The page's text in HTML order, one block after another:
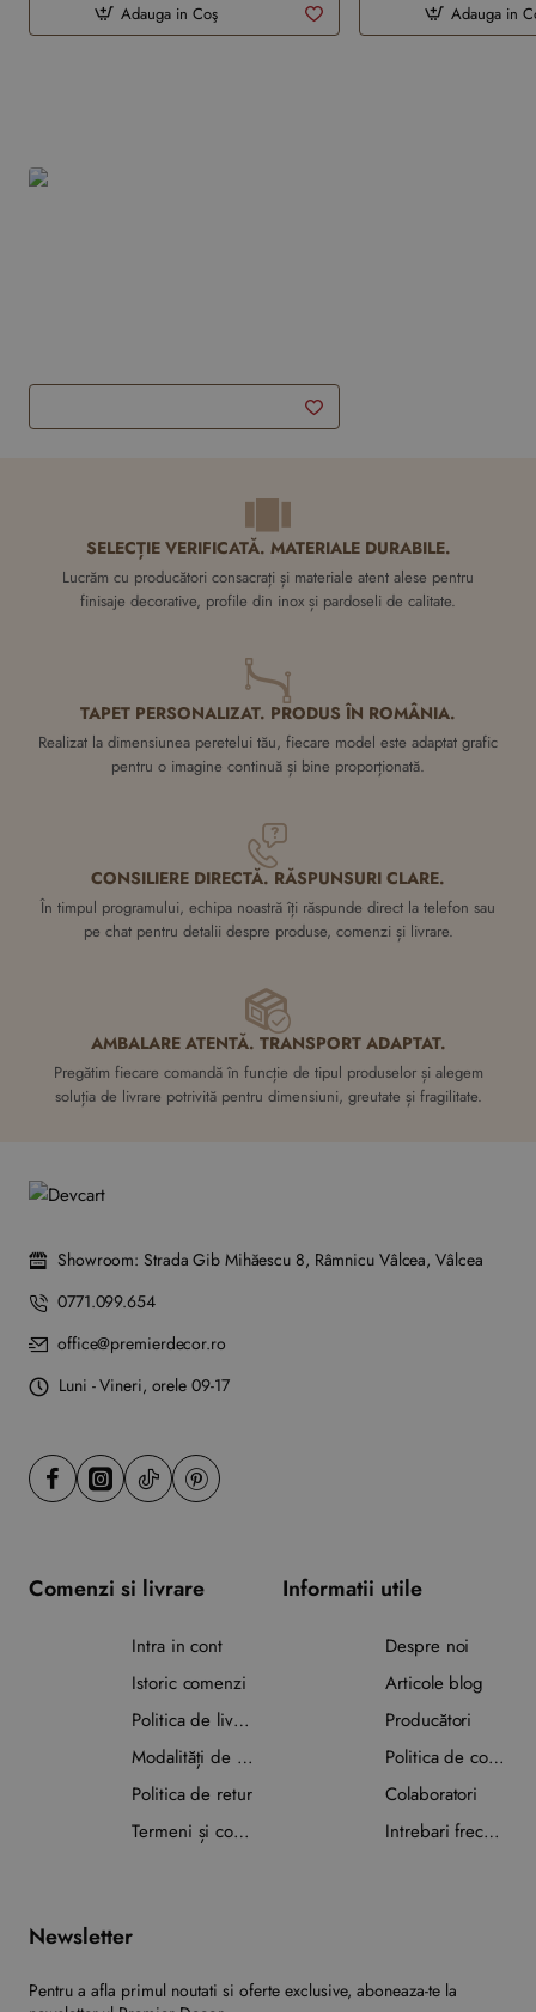
Adauga in Coş Adauga in
SELECȚIE VERIFICATĂ. MATERIALE DURABILE.
Lucrăm cu producători consacrați și materiale atent alese pentru
finisaje decorative, profile din inox și pardoseli de calitate.
TAPET PERSONALIZAT. PRODUS ÎN ROMÂNIA.
Realizat la dimensiunea peretelui tău, fiecare model este adaptat grafic
pentru o imagine continuă și bine proporționată.
CONSILIERE DIRECTĂ. RĂSPUNSURI CLARE.
În timpul programului, echipa noastră îți răspunde direct la telefon sau
pe chat pentru detalii despre produse, comenzi și livrare.
AMBALARE ATENTĂ. TRANSPORT ADAPTAT.
Pregătim fiecare comandă în funcție de tipul produselor și alegem
soluția de livrare potrivită pentru dimensiuni, greutate și fragilitate.
Showroom: Strada Gib Mihăescu 8, Râmnicu Vâlcea, Vâlcea
0771.099.654
office@premierdecor.ro
Luni - Vineri, orele 09-17
Comenzi si livrare
Intra in cont
Istoric comenzi
Politica de livrare
Modalități de plată
Politica de retur
Termeni și condiții
Informatii utile
Despre noi
Articole blog
Producători
Politica de confidențialitate
Colaboratori
Intrebari frecvente
Newsletter
Pentru a afla primul noutati si oferte exclusive, aboneaza-te la